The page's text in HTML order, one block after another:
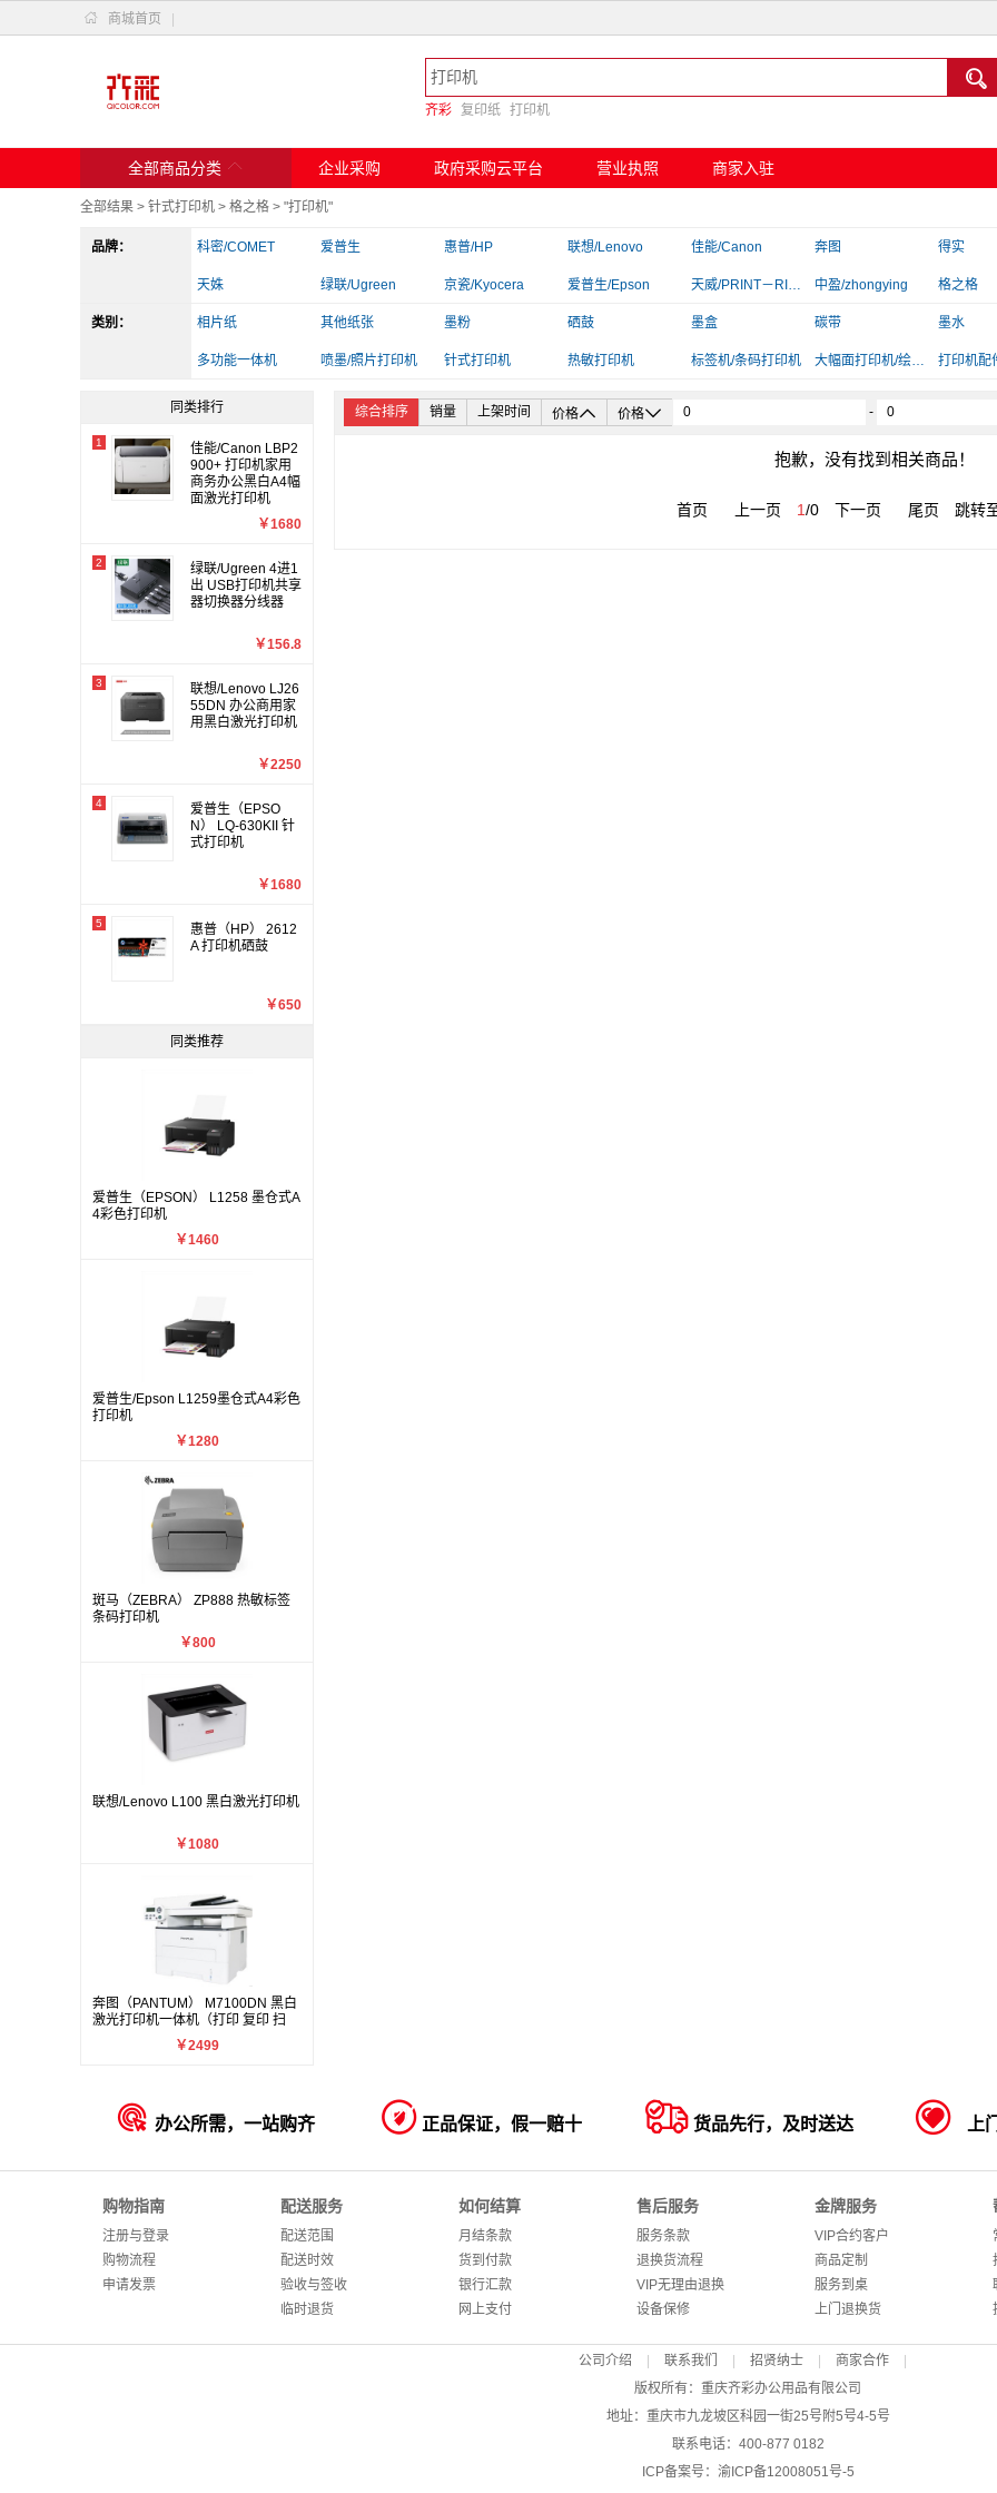
 商城首页

齐彩 复印纸 打印机
全部商品分类  企业采购 政府采购云平台 营业执照 商家入驻
全部结果 > 针式打印机 > 格之格 > "打印机"
品牌： 科密/COMET 爱普生 惠普/HP 联想/Lenovo 佳能/Canon 奔图 得实
天姝 绿联/Ugreen 京瓷/Kyocera 爱普生/Epson 天威/PRINT－RITE 中盈/zhongying 格之格
斑马 兄弟 实达 京呈 言鼎 映美 汉印/
爱立熊 佳能 得力/deli 夏普/Sharp 标拓 富士施乐/Fuji Xerox
类别： 相片纸 其他纸张 墨粉 硒鼓 墨盒 碳带 墨水
多功能一体机 喷墨/照片打印机 针式打印机 热敏打印机 标签机/条码打印机 大幅面打印机/绘图仪 打印机配
其他电脑配件 读卡器/转换器 办公收纳 插线板/转换器
同类排行
1
佳能/Canon LBP2
900+ 打印机家用
商务办公黑白A4幅
面激光打印机
￥1680
2
绿联/Ugreen 4进1
出 USB打印机共享
器切换器分线器
￥156.8
3
联想/Lenovo LJ26
55DN 办公商用家
用黑白激光打印机
￥2250
4
爱普生（EPSO
N） LQ-630KII 针
式打印机
￥1680
5
惠普（HP） 2612
A 打印机硒鼓
￥650
同类推荐
爱普生（EPSON） L1258 墨仓式A
4彩色打印机
￥1460
爱普生/Epson L1259墨仓式A4彩色
打印机
￥1280
斑马（ZEBRA） ZP888 热敏标签
条码打印机
￥800
联想/Lenovo L100 黑白激光打印机
￥1080
奔图（PANTUM） M7100DN 黑白
激光打印机一体机（打印 复印 扫
￥2499
综合排序 销量 上架时间 价格 价格 -
抱歉，没有找到相关商品！
首页 上一页 1/0 下一页 尾页 跳转
 办公所需，一站购齐  正品保证，假一赔十 货品先行，及时送达  上
购物指南
注册与登录
购物流程
申请发票
配送服务
配送范围
配送时效
验收与签收
临时退货
如何结算
月结条款
货到付款
银行汇款
网上支付
售后服务
服务条款
退换货流程
VIP无理由退换
设备保修
金牌服务
VIP合约客户
商品定制
服务到桌
上门退换货
公司介绍 联系我们 招贤纳士 商家合作
版权所有：重庆齐彩办公用品有限公司
地址：重庆市九龙坡区科园一街25号附5号4-5号
联系电话：400-877 0182
ICP备案号： 渝ICP备12008051号-5